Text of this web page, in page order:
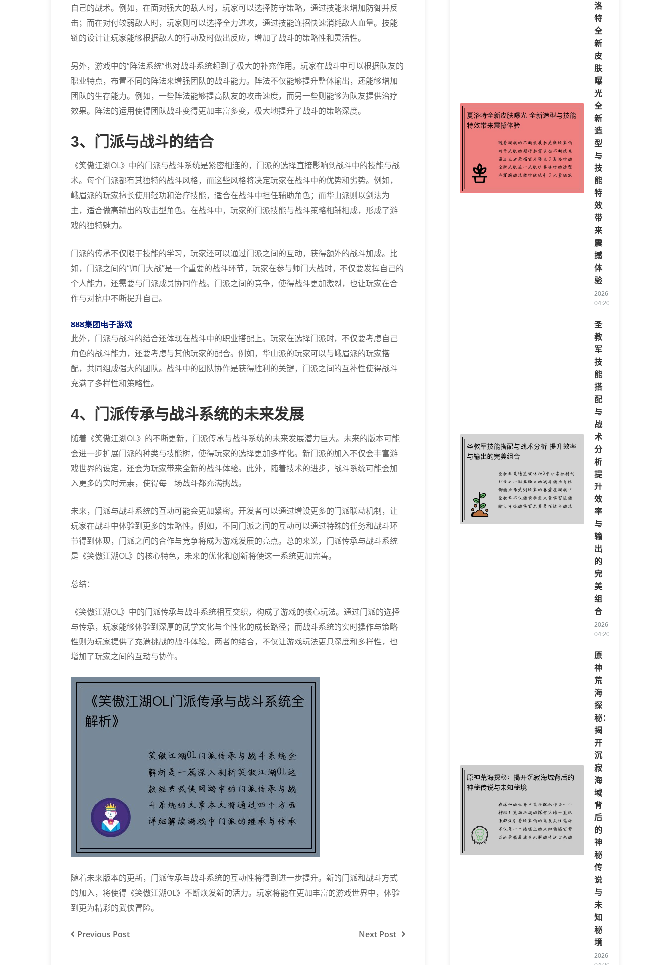
自己的战术。例如，在面对强大的敌人时，玩家可以选择防守策略，通过技能来增加防御并反
击；而在对付较弱敌人时，玩家则可以选择全力进攻，通过技能连招快速消耗敌人血量。技能
链的设计让玩家能够根据敌人的行动及时做出反应，增加了战斗的策略性和灵活性。
另外，游戏中的“阵法系统”也对战斗系统起到了极大的补充作用。玩家在战斗中可以根据队友的
职业特点，布置不同的阵法来增强团队的战斗能力。阵法不仅能够提升整体输出，还能够增加
团队的生存能力。例如，一些阵法能够提高队友的攻击速度，而另一些则能够为队友提供治疗
效果。阵法的运用使得团队战斗变得更加丰富多变，极大地提升了战斗的策略深度。
3、门派与战斗的结合
《笑傲江湖OL》中的门派与战斗系统是紧密相连的，门派的选择直接影响到战斗中的技能与战
术。每个门派都有其独特的战斗风格，而这些风格将决定玩家在战斗中的优势和劣势。例如，
峨眉派的玩家擅长使用轻功和治疗技能，适合在战斗中担任辅助角色；而华山派则以剑法为
主，适合做高输出的攻击型角色。在战斗中，玩家的门派技能与战斗策略相辅相成，形成了游
戏的独特魅力。
门派的传承不仅限于技能的学习，玩家还可以通过门派之间的互动，获得额外的战斗加成。比
如，门派之间的“师门大战”是一个重要的战斗环节，玩家在参与师门大战时，不仅要发挥自己的
个人能力，还需要与门派成员协同作战。门派之间的竞争，使得战斗更加激烈，也让玩家在合
作与对抗中不断提升自己。
888集团电子游戏
此外，门派与战斗的结合还体现在战斗中的职业搭配上。玩家在选择门派时，不仅要考虑自己
角色的战斗能力，还要考虑与其他玩家的配合。例如，华山派的玩家可以与峨眉派的玩家搭
配，共同组成强大的团队。战斗中的团队协作是获得胜利的关键，门派之间的互补性使得战斗
充满了多样性和策略性。
4、门派传承与战斗系统的未来发展
随着《笑傲江湖OL》的不断更新，门派传承与战斗系统的未来发展潜力巨大。未来的版本可能
会进一步扩展门派的种类与技能树，使得玩家的选择更加多样化。新门派的加入不仅会丰富游
戏世界的设定，还会为玩家带来全新的战斗体验。此外，随着技术的进步，战斗系统可能会加
入更多的实时元素，使得每一场战斗都充满挑战。
未来，门派与战斗系统的互动可能会更加紧密。开发者可以通过增设更多的门派联动机制，让
玩家在战斗中体验到更多的策略性。例如，不同门派之间的互动可以通过特殊的任务和战斗环
节得到体现，门派之间的合作与竞争将成为游戏发展的亮点。总的来说，门派传承与战斗系统
是《笑傲江湖OL》的核心特色，未来的优化和创新将使这一系统更加完善。
总结：
《笑傲江湖OL》中的门派传承与战斗系统相互交织，构成了游戏的核心玩法。通过门派的选择
与传承，玩家能够体验到深厚的武学文化与个性化的成长路径；而战斗系统的实时操作与策略
性则为玩家提供了充满挑战的战斗体验。两者的结合，不仅让游戏玩法更具深度和多样性，也
增加了玩家之间的互动与协作。
随着未来版本的更新，门派传承与战斗系统的互动性将得到进一步提升。新的门派和战斗方式
的加入，将使得《笑傲江湖OL》不断焕发新的活力。玩家将能在更加丰富的游戏世界中，体验
到更为精彩的武侠冒险。
Previous Post Next Post
洛
特
全
新
皮
肤
曝
光
全
新
造
型
与
技
能
特
效
带
来
震
撼
体
验
2026-08-07
04:20:08/li>
圣
教
军
技
能
搭
配
与
战
术
分
析
提
升
效
率
与
输
出
的
完
美
组
合
2026-08-06
04:20:07/li>
原
神
荒
海
探
秘：
揭
开
沉
寂
海
域
背
后
的
神
秘
传
说
与
未
知
秘
境
2026-08-05